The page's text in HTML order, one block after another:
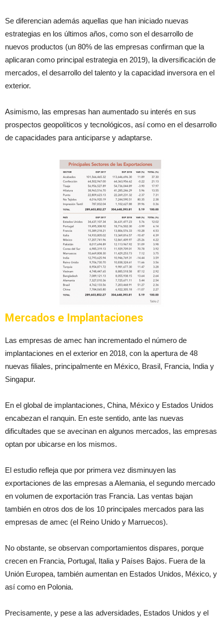
Se diferencian además aquellas que han iniciado nuevas
estrategias en los últimos años, como son el desarrollo de
nuevos productos (un 80% de las empresas confirman que la
aplicaran como principal estrategia en 2019), la diversificación de
mercados, el desarrollo del talento y la capacidad inversora en el
exterior.
Asimismo, las empresas han aumentado su interés en sus
prospectos geopolíticos y tecnológicos, así como en el desarrollo
de capacidades para anticiparse y adaptarse.
Mercados e Implantaciones
Las empresas de amec han incrementado el número de
implantaciones en el exterior en 2018, con la apertura de 48
nuevas filiales, principalmente en México, Brasil, Francia, India y
Singapur.
En el global de implantaciones, China, México y Estados Unidos
encabezan el ranquin. En este sentido, ante las nuevas
dificultades que se avecinan en algunos mercados, las empresas
optan por ubicarse en los mismos.
El estudio refleja que por primera vez disminuyen las
exportaciones de las empresas a Alemania, el segundo mercado
en volumen de exportación tras Francia. Las ventas bajan
también en otros dos de los 10 principales mercados para las
empresas de amec (el Reino Unido y Marruecos).
No obstante, se observan comportamientos dispares, porque
crecen en Francia, Portugal, Italia y Países Bajos. Fuera de la
Unión Europea, también aumentan en Estados Unidos, México, y
así como en Polonia.
Precisamente, y pese a las adversidades, Estados Unidos y el